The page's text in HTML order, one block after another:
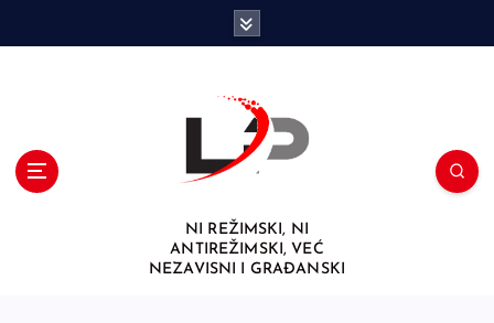
NI REŽIMSKI, NI
ANTIREŽIMSKI, VEĆ
NEZAVISNI I GRAĐANSKI